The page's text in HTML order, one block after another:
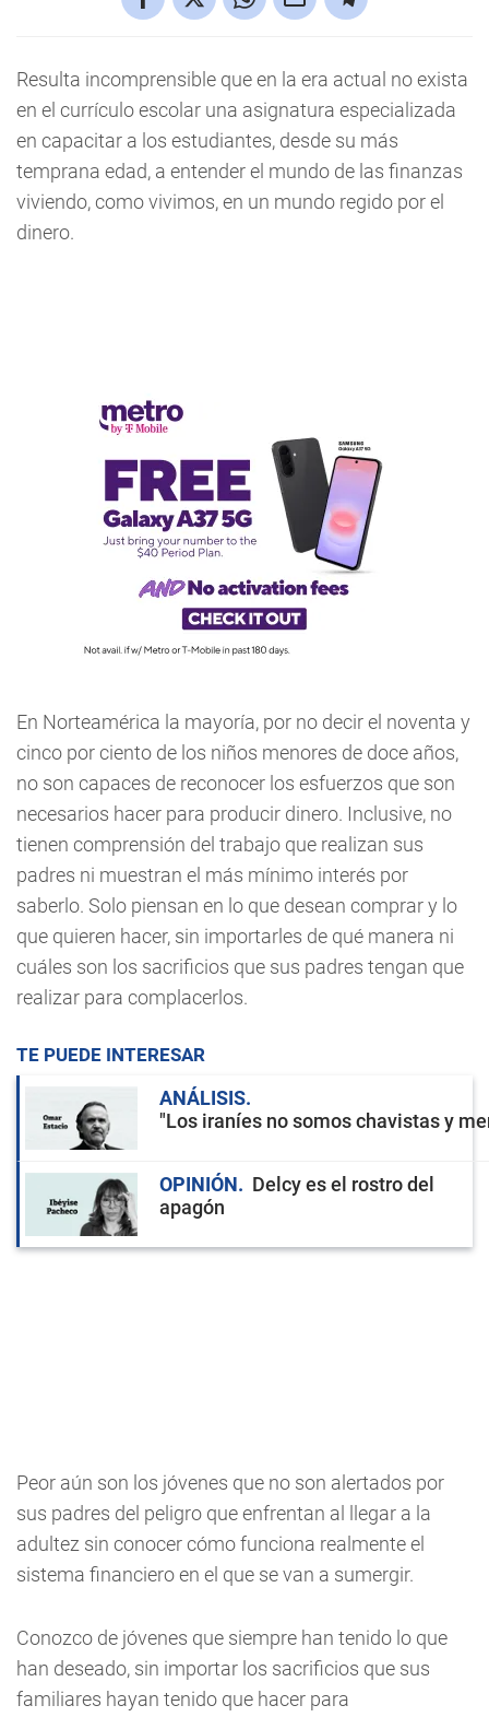
Resulta incomprensible que en la era actual no exista
en el currículo escolar una asignatura especializada
en capacitar a los estudiantes, desde su más
temprana edad, a entender el mundo de las finanzas
viviendo, como vivimos, en un mundo regido por el
dinero.
En Norteamérica la mayoría, por no decir el noventa y
cinco por ciento de los niños menores de doce años,
no son capaces de reconocer los esfuerzos que son
necesarios hacer para producir dinero. Inclusive, no
tienen comprensión del trabajo que realizan sus
padres ni muestran el más mínimo interés por
saberlo. Solo piensan en lo que desean comprar y lo
que quieren hacer, sin importarles de qué manera ni
cuáles son los sacrificios que sus padres tengan que
realizar para complacerlos.
TE PUEDE INTERESAR
ANÁLISIS
"Los iraníes no somos chavistas y
OPINIÓN
Delcy es el rostro del
apagón
Peor aún son los jóvenes que no son alertados por
sus padres del peligro que enfrentan al llegar a la
adultez sin conocer cómo funciona realmente el
sistema financiero en el que se van a sumergir.
Conozco de jóvenes que siempre han tenido lo que
han deseado, sin importar los sacrificios que sus
familiares hayan tenido que hacer para